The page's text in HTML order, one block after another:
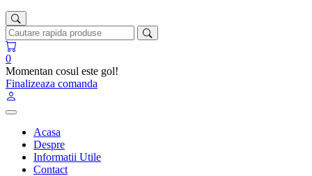
0
Momentan cosul este gol!
Finalizeaza comanda
Acasa
Despre
Informatii Utile
Contact